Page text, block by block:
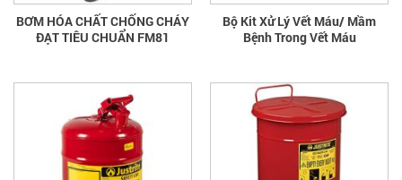
BƠM HÓA CHẤT CHỐNG CHÁY
ĐẠT TIÊU CHUẨN FM81
Bộ Kit Xử Lý Vết Máu/ Mầm
Bệnh Trong Vết Máu